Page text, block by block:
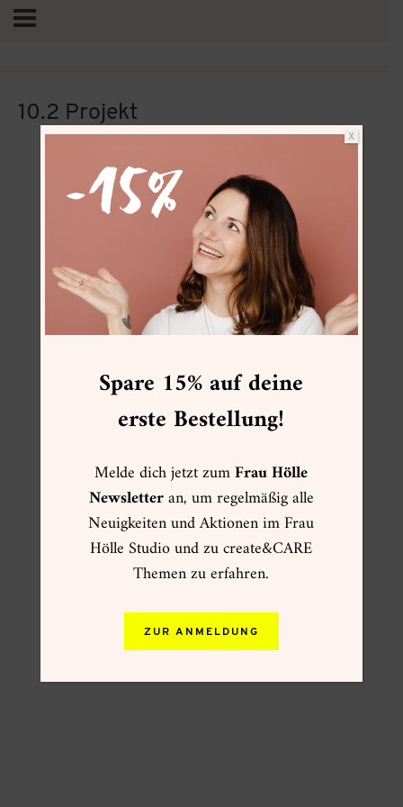
10.2 Projekt
Vertrag widerrufen
Spare 15% auf deine
erste Bestellung!
Melde dich jetzt zumFrau Hölle
Newsletteran, um regelmäßig alle
Neuigkeiten und Aktionen im Frau
Hölle Studio und zu create&CARE
Themen zu erfahren.
ZUR ANMELDUNG
X